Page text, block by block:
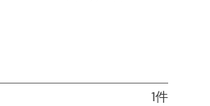
1件